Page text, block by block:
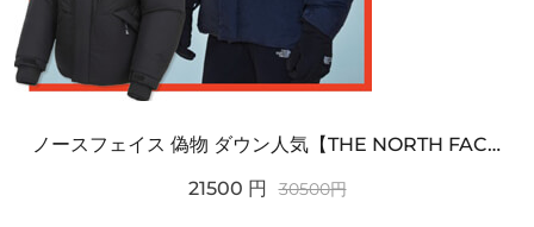
ノースフェイス 偽物 ダウン人気【THE NORTH FACE】M'S 7 SUMMIT HIM...
21500 円 30500円